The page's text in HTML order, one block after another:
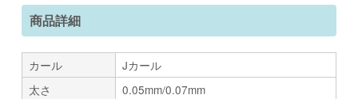
商品詳細
カール
Jカール
太さ
0.05mm/0.07mm